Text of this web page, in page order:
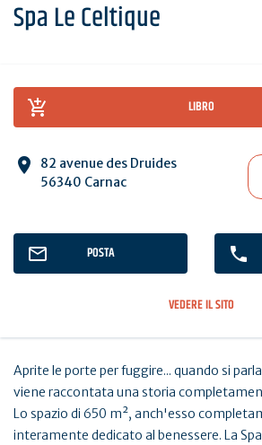
Spa Le Celtique
LIBRO
82 avenue des Druides
56340 Carnac
POSTA
VEDERE IL SITO
Aprite le porte per fuggire... quando si
viene raccontata una storia
Lo spazio di 650 m², anch'esso
interamente dedicato al benessere. La